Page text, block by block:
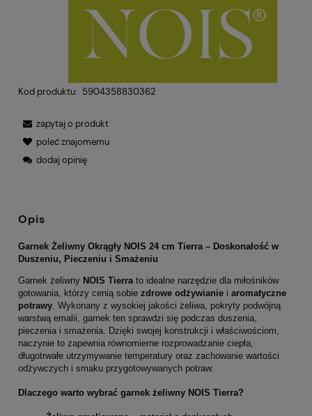
Kod produktu: 5904358830362
zapytaj o produkt
poleć znajomemu
dodaj opinię
Opis
Garnek Żeliwny Okrągły NOIS 24 cm Tierra – Doskonałość w
Duszeniu, Pieczeniu i Smażeniu
Garnek żeliwny NOIS Tierrato idealne narzędzie dla miłośników
gotowania, którzy cenią sobie zdrowe odżywianie i aromatyczne
potrawy. Wykonany z wysokiej jakości żeliwa, pokryty podwójną
warstwą emalii, garnek ten sprawdzi się podczas duszenia,
pieczenia i smażenia. Dzięki swojej konstrukcji i właściwościom,
naczynie to zapewnia równomierne rozprowadzanie ciepła,
długotrwałe utrzymywanie temperatury oraz zachowanie wartości
odżywczych i smaku przygotowywanych potraw.
Dlaczego warto wybrać garnek żeliwny NOIS Tierra?